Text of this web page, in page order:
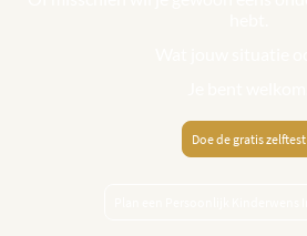
Doe de gratis zelftest